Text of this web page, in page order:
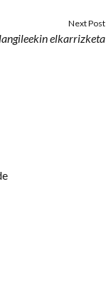
Next Post
elkarrizketa